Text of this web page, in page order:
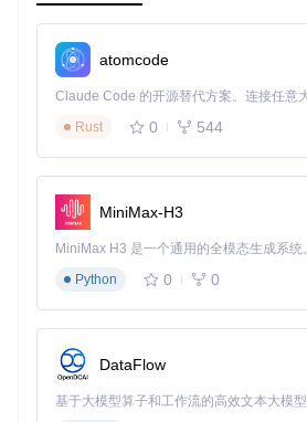
多设备同步
戏库状态同步
OS）选择多个游戏，进行批量更新
下载管理高级功能
戏
断点续传
💡 提示：利用"收藏"功能标记关注的游
些游戏的更新通知。
避坑指南：常见问题与解决方案
atomcode
Rust
0 544
MiniMax-H3
Python
0 0
DataFlow
基于大模型算子和工作流的高效文本大模